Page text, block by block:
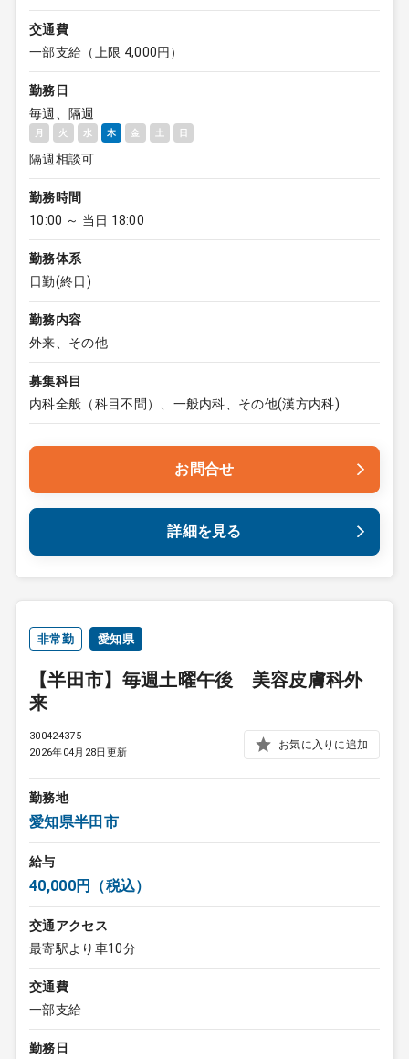
交通費
一部支給（上限 4,000円）
勤務日
毎週、隔週
月 火 水 木 金 土 日
隔週相談可
勤務時間
10:00 ～ 当日 18:00
勤務体系
日勤(終日)
勤務内容
外来、その他
募集科目
内科全般（科目不問）、一般内科、その他(漢方内科)
お問合せ
詳細を見る
非常勤 愛知県
【半田市】毎週土曜午後 美容皮膚科外
来
300424375
2026年04月28日更新
お気に入りに追加
勤務地
愛知県半田市
給与
40,000円（税込）
交通アクセス
最寄駅より車10分
交通費
一部支給
勤務日